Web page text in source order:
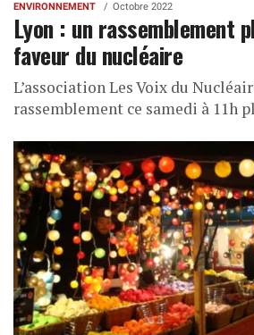
ENVIRONNEMENT Octobre 2022
Lyon : un rassemblement
faveur du nucléaire
L’association Les Voix du
rassemblement ce samedi à 11h